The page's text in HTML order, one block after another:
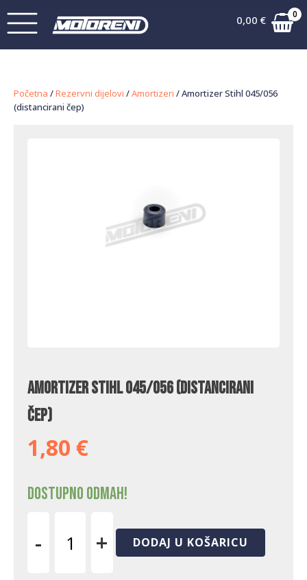
0,00 € 0
Početna /Rezervni dijelovi /Amortizeri / Amortizer Stihl 045/056
(distancirani čep)
Amortizer Stihl 045/056 (distancirani
čep)
1,80 €
Dostupno odmah!
- + DODAJ U KOŠARICU